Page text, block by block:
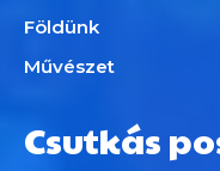
Földünk
Művészet
Csutkás